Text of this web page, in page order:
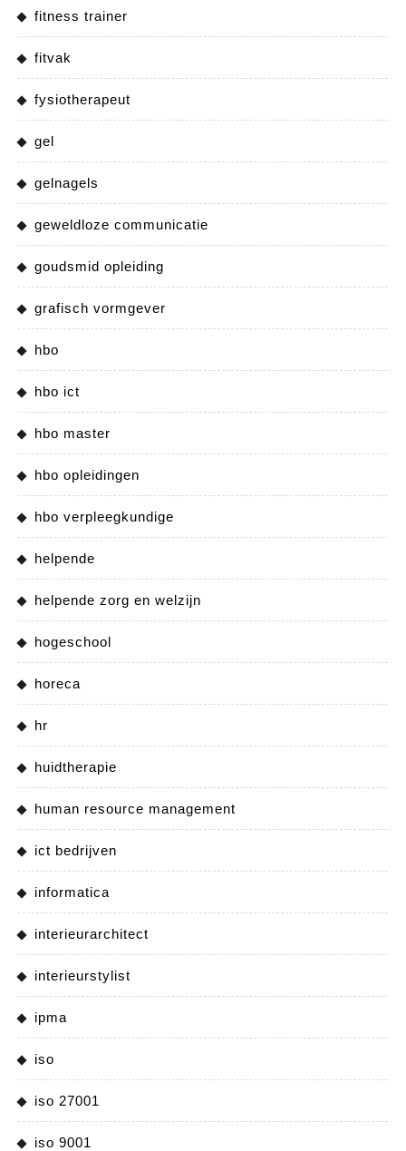
fitness trainer
fitvak
fysiotherapeut
gel
gelnagels
geweldloze communicatie
goudsmid opleiding
grafisch vormgever
hbo
hbo ict
hbo master
hbo opleidingen
hbo verpleegkundige
helpende
helpende zorg en welzijn
hogeschool
horeca
hr
huidtherapie
human resource management
ict bedrijven
informatica
interieurarchitect
interieurstylist
ipma
iso
iso 27001
iso 9001